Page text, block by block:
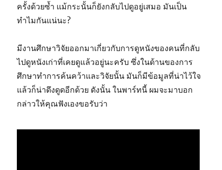
ครั้งด้วยซ้ำ แม้กระนั้นก็ยังกลับไปดูอยู่เสมอ มันเป็น
ทำไมกันแน่นะ?
มีงานศึกษาวิจัยออกมาเกี่ยวกับการดูหนังของคนที่กลับ
ไปดูหนังเก่าที่เคยดูแล้วอยู่นะครับ ซึ่งในด้านของการ
ศึกษาทำการค้นคว้าและวิจัยนั้น มันก็มีข้อมูลที่น่าไว้ใจ
แล้วก็น่าดึงดูดอีกด้วย ดังนั้น ในพาร์ทนี้ ผมจะมาบอก
กล่าวให้คุณฟังเองขอรับว่า